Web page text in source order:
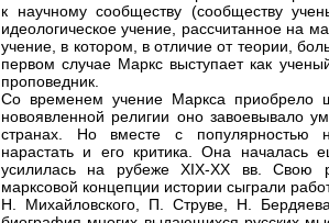
к научному сообществу (сообществу
идеологическое учение, рассчитанное на
учение, в котором, в отличие от теории,
первом случае Маркс выступает как
проповедник.
Со временем учение Маркса приобрело
новоявленной религии оно завоевывало
странах. Но вместе с популярностью
нарастать и его критика. Она
усилилась на рубеже XIX-XX вв. Свою
марксовой концепции истории сыграли
Н. Михайловского, П. Струве, Н.